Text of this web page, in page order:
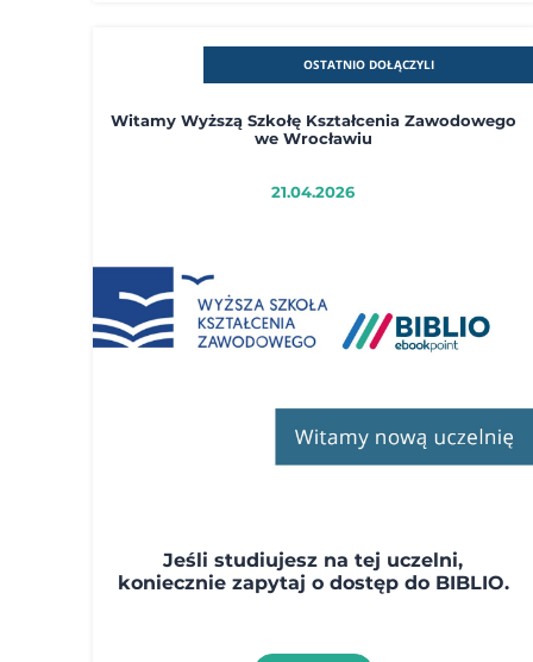
OSTATNIO DOŁĄCZYLI
Witamy Wyższą Szkołę Kształcenia Zawodowego
we Wrocławiu
21.04.2026
Jeśli studiujesz na tej uczelni,
koniecznie zapytaj o dostęp do BIBLIO.